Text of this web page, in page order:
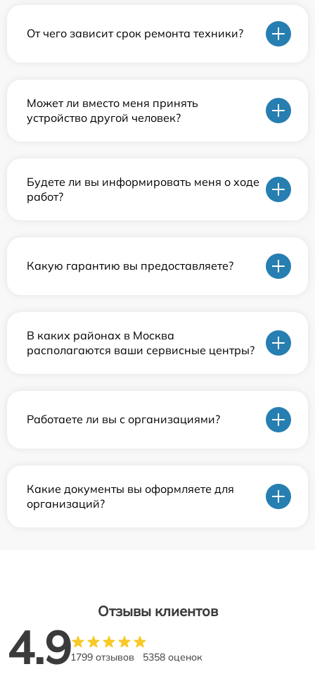
От чего зависит срок ремонта техники?
Может ли вместо меня принять
устройство другой человек?
Будете ли вы информировать меня о ходе
работ?
Какую гарантию вы предоставляете?
В каких районах в Москва
располагаются ваши сервисные центры?
Работаете ли вы с организациями?
Какие документы вы оформляете для
организаций?
Отзывы клиентов
4.91799 отзывов 5358 оценок